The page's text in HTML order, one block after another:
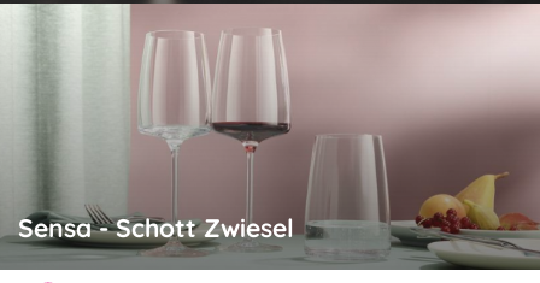
Sensa - Schott Zwiesel